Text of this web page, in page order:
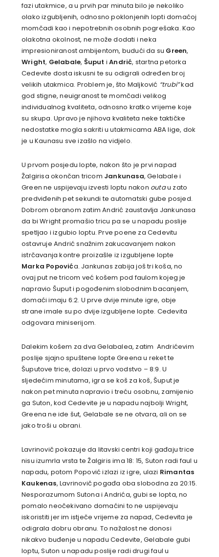
fazi utakmice, a u prvih par minuta bilo je nekoliko
olako izgubljenih, odnosno poklonjenih lopti domaćoj
momčadi kao i nepotrebnih osobnih pogrešaka. Kao
olakotna okolnost, ne može dodati i neka
impresioniranost ambijentom, budući da su Green,
Wright, Gelabale, Šuput i Andrić, startna petorka
Cedevite dosta iskusni te su odigrali određen broj
velikih utakmica. Problem je, što Maljković “trubi”kad
god stigne, neuigranost te momčadi velikog
individualnog kvaliteta, odnosno kratko vrijeme koje
su skupa. Upravo je njihova kvaliteta neke taktičke
nedostatke mogla sakriti u utakmicama ABA lige, dok
je u Kaunasu sve izašlo na vidjelo.
U prvom posjedu lopte, nakon što je prvi napad
Žalgirisa okončan tricom Jankunasa, Gelabale i
Green ne uspijevaju izvesti loptu nakon outau zato
predviđenih pet sekundi te automatski gube posjed.
Dobrom obranom zatim Andrić zaustavlja Jankunasa
da bi Wright promašio tricu pa se u napadu poslije
spetljao i izgubio loptu. Prve poene za Cedevitu
ostavruje Andrić snažnim zakucavanjem nakon
istrčavanja kontre proizašle iz izgubljene lopte
Marka Popovića. Jankunas zabija još tri koša, no
ovaj put ne tricom već košem pod faulom kojeg je
napravio Šuput i pogođenim slobodnim bacanjem,
domaći imaju 6:2. U prve dvije minute igre, obje
strane imale su po dvije izgubljene lopte. Cedevita
odgovara miniserijom.
Dalekim košem za dva Gelabalea, zatim Andrićevim
poslije sjajno spuštene lopte Greena u reket te
Šuputove trice, dolazi u prvo vodstvo – 8:9. U
sljedećim minutama, igra se koš za koš, Šuput je
nakon pet minuta napravio i treću osobnu, zamijenio
ga Suton, kod Cedevite je u napadu najbolji Wright,
Greena ne ide šut, Gelabale se ne otvara, ali on se
jako troši u obrani.
Lavrinovič pokazuje da litavski centri koji gađaju trice
nisu izumrla vrsta te Žalgiris ima 18: 15, Suton radi faul u
napadu, potom Popović izlazi iz igre, ulazi Rimantas
Kaukenas, Lavrinovič pogađa oba slobodna za 20:15.
Nesporazumom Sutona i Andrića, gubi se lopta, no
pomalo neočekivano domaćini to ne uspijevaju
iskoristiti jer im istječe vrijeme za napad, Cedevita je
odigrala dobru obranu. To nažalost ne donosi
nikakvo buđenje u napadu Cedevite, Gelabale gubi
loptu, Suton u napadu poslije radi drugi faul u